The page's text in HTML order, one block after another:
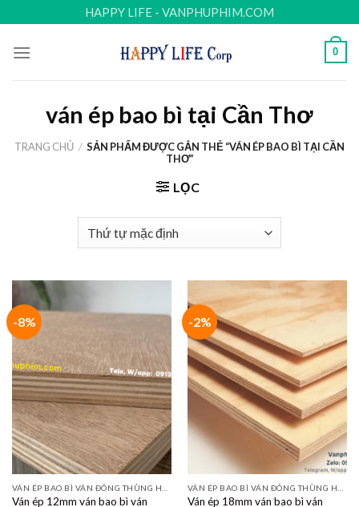
to
content
HAPPY LIFE - VANPHUPHIM.COM
0
ván ép bao bì tại Cần Thơ
TRANG CHỦ / SẢN PHẨM ĐƯỢC GẮN THẺ “VÁN ÉP BAO BÌ TẠI CẦN
THƠ”
LỌC
-8%
Ván ép 12mm ván bao bì ván
-2%
Ván ép 18mm ván bao bì ván